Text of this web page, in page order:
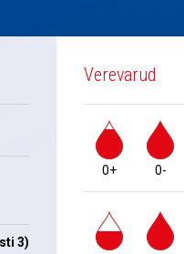
3)
Verevarud
0+ 0-